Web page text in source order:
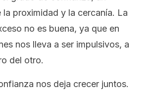
la proximidad y la cercanía. La
no es buena, ya que en
nos lleva a ser impulsivos, a
del otro.
nos deja crecer juntos.